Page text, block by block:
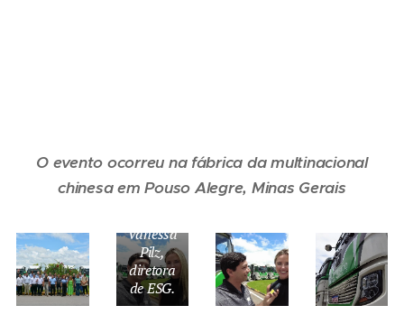
O evento ocorreu na fábrica da multinacional
chinesa em Pouso Alegre, Minas Gerais
Henrique
Estrada
Vanessa
Pilz,
diretora
de ESG.